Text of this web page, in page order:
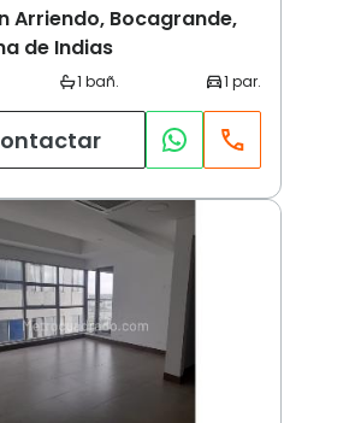
Arriendo, Bocagrande,
de Indias